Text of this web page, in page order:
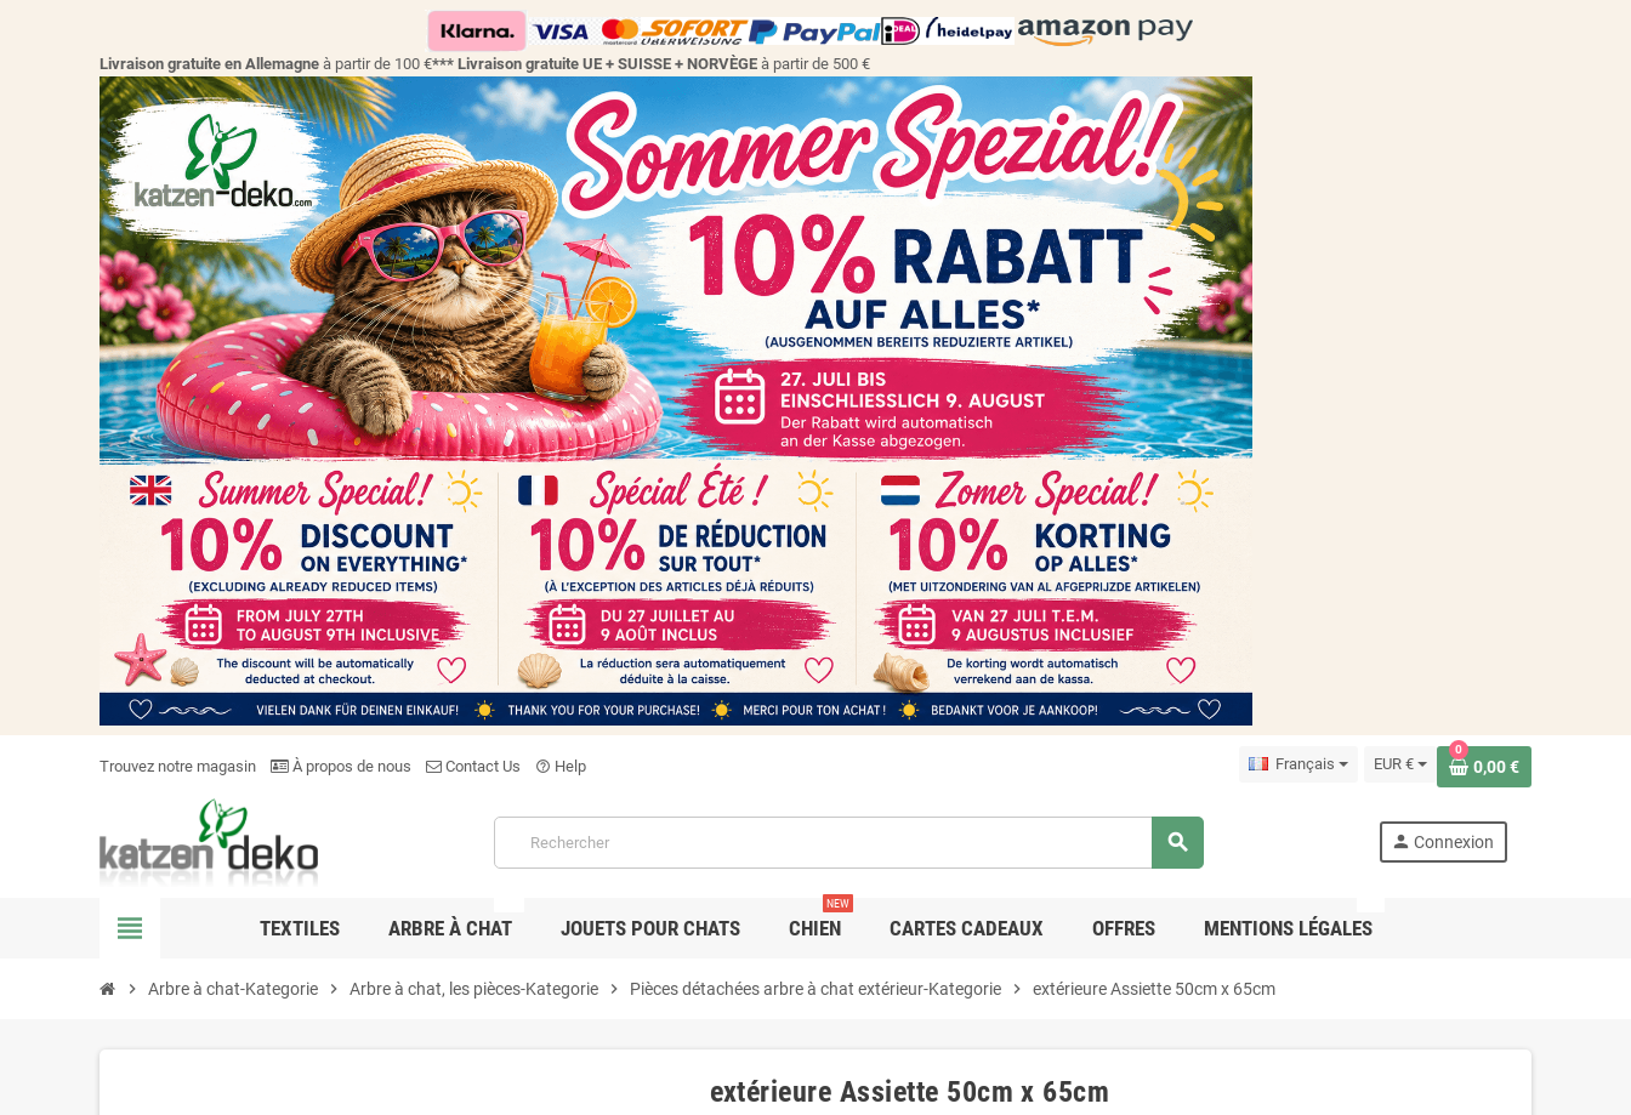
Livraison gratuite en Allemagne à partir de 100 €*** Livraison gratuite UE + SUISSE + NORVÈGE à partir de 500 €
Trouvez notre magasin À propos de nous Contact Us help_outline Help Français EUR €
0
0,00 €
search person Connexion
view_headline TEXTILES ARBRE À CHAT JOUETS POUR CHATS CHIEN
NEW
CARTES CADEAUX OFFRES MENTIONS LÉGALES
chevron_right Arbre à chat-Kategorie chevron_right Arbre à chat, les pièces-Kategorie chevron_right Pièces détachées arbre à chat extérieur-Kategorie chevron_right extérieure Assiette 50cm x 65cm
extérieure Assiette 50cm x 65cm